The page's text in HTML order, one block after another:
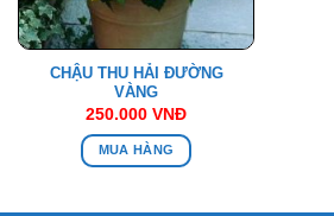
CHẬU THU HẢI ĐƯỜNG
VÀNG
250.000 VNĐ
MUA HÀNG